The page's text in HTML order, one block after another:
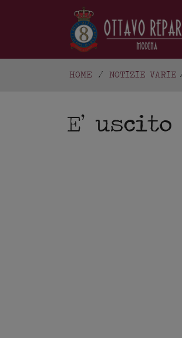
HOME / NOTIZIE VARIE
E’